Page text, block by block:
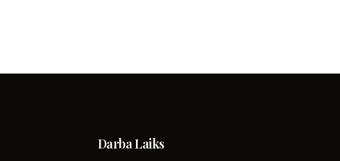
Darba Laiks